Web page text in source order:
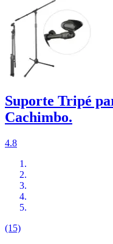
Suporte Tripé
Cachimbo.
4.8
(15)